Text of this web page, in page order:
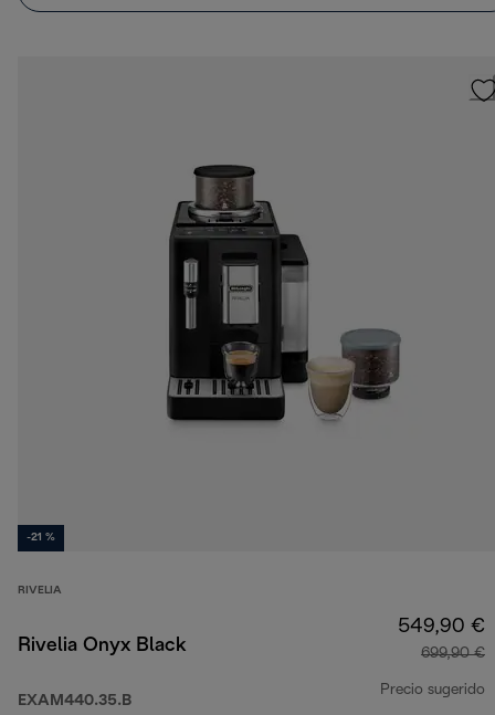
-21 %
RIVELIA
Rivelia Onyx Black
EXAM440.35.B
549,90 €
699,90 €
Precio sugerido